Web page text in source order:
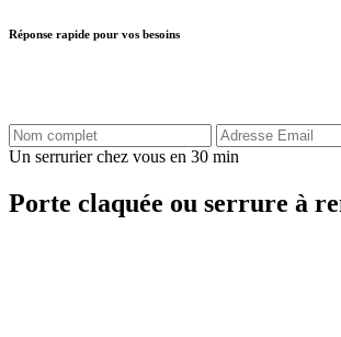
Réponse rapide pour vos besoins
Un serrurier chez vous en 30 min
Porte claquée ou serrure à